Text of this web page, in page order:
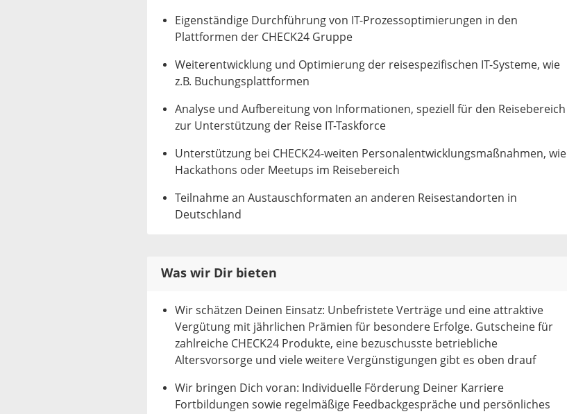
Eigenständige Durchführung von IT-Prozessoptimierungen in den
Plattformen der CHECK24 Gruppe
Weiterentwicklung und Optimierung der reisespezifischen IT-Systeme, wie
z.B. Buchungsplattformen
Analyse und Aufbereitung von Informationen, speziell für den Reisebereich
zur Unterstützung der Reise IT-Taskforce
Unterstützung bei CHECK24-weiten Personalentwicklungsmaßnahmen, wie
Hackathons oder Meetups im Reisebereich
Teilnahme an Austauschformaten an anderen Reisestandorten in
Deutschland
Was wir Dir bieten
Wir schätzen Deinen Einsatz: Unbefristete Verträge und eine attraktive
Vergütung mit jährlichen Prämien für besondere Erfolge. Gutscheine für
zahlreiche CHECK24 Produkte, eine bezuschusste betriebliche
Altersvorsorge und viele weitere Vergünstigungen gibt es oben drauf
Wir bringen Dich voran: Individuelle Förderung Deiner Karriere
Fortbildungen sowie regelmäßige Feedbackgespräche und persönliches